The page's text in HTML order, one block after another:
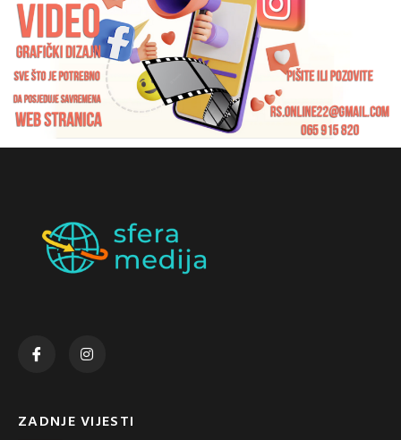
ZADNJE VIJESTI